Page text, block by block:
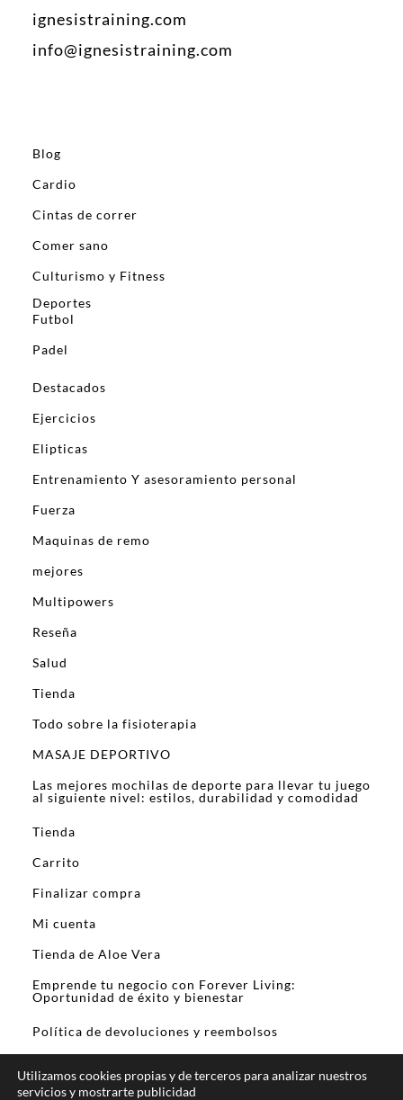
ignesistraining.com
info@ignesistraining.com
Blog
Cardio
Cintas de correr
Comer sano
Culturismo y Fitness
Deportes
Futbol
Padel
Destacados
Ejercicios
Elipticas
Entrenamiento Y asesoramiento personal
Fuerza
Maquinas de remo
mejores
Multipowers
Reseña
Salud
Tienda
Todo sobre la fisioterapia
MASAJE DEPORTIVO
Las mejores mochilas de deporte para llevar tu juego
al siguiente nivel: estilos, durabilidad y comodidad
Tienda
Carrito
Finalizar compra
Mi cuenta
Tienda de Aloe Vera
Emprende tu negocio con Forever Living:
Oportunidad de éxito y bienestar
Política de devoluciones y reembolsos
Utilizamos cookies propias y de terceros para analizar nuestros
servicios y mostrarte publicidad